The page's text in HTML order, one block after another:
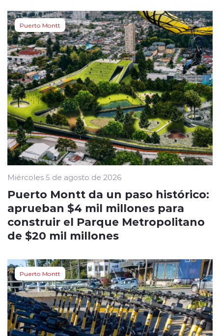
Puerto Montt
Miércoles 5 de agosto de 2026
Puerto Montt da un paso histórico:
aprueban $4 mil millones para
construir el Parque Metropolitano
de $20 mil millones
Puerto Montt